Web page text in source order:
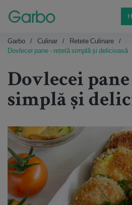
Garbo Culinar
Retete Culinare
Dovlecei pane - rețetă simplă și delicioasă
Dovlecei
simplă și